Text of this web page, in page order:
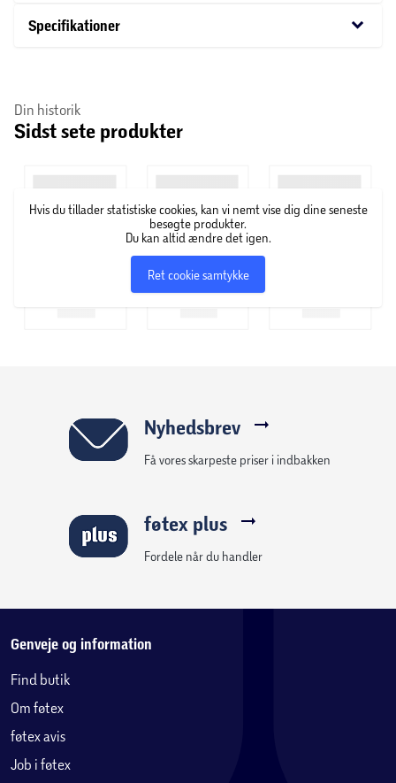
fantastisk tilføjelse til ethvert kreativt projekt.
Specifikationer keyboard_arrow_down
Din historik
Sidst sete produkter
Hvis du tillader statistiske cookies, kan vi nemt vise dig dine seneste
besøgte produkter.
Du kan altid ændre det igen.
Ret cookie samtykke
Nyhedsbrev
Få vores skarpeste priser i indbakken
føtex plus
Fordele når du handler
Genveje og information
Find butik
Om føtex
føtex avis
Job i føtex